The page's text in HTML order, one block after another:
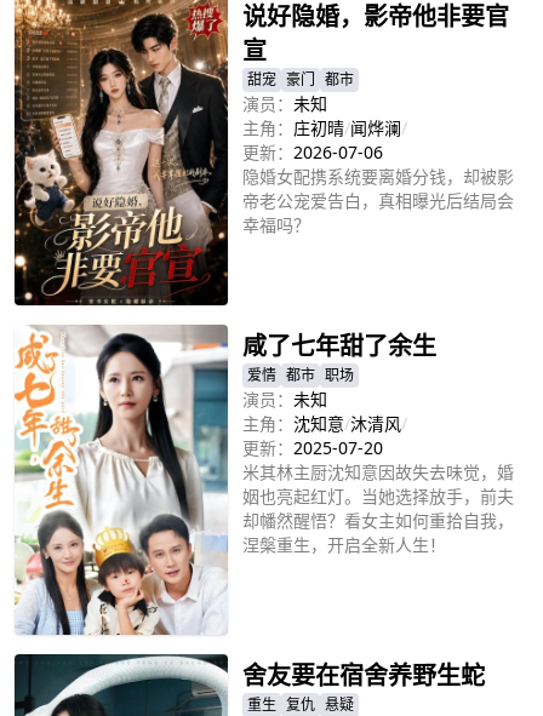
他赢得赵紫萱的完全信任，在众人见
证下缔结良缘，既弥补了五年亏欠，
也开启了人间仙缘的幸福篇章。
说好隐婚，影帝他非要官
宣
甜宠 豪门 都市
演员： 未知
主角： 庄初晴/闻烨澜/
更新： 2026-07-06
隐婚女配携系统要离婚分钱，却被影
帝老公宠爱告白，真相曝光后结局会
幸福吗？
咸了七年甜了余生
爱情 都市 职场
演员： 未知
主角： 沈知意/沐清风/
更新： 2025-07-20
米其林主厨沈知意因故失去味觉，婚
姻也亮起红灯。当她选择放手，前夫
却幡然醒悟？看女主如何重拾自我，
涅槃重生，开启全新人生！
舍友要在宿舍养野生蛇
重生 复仇 悬疑